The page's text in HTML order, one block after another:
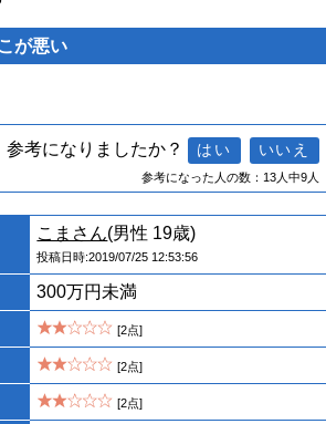
が悪い
参考になりましたか？
参考になった人の数：13人中9人
こまさん(男性 19歳)
投稿日時:2019/07/25 12:53:56
300万円未満
[2点]
[2点]
[2点]